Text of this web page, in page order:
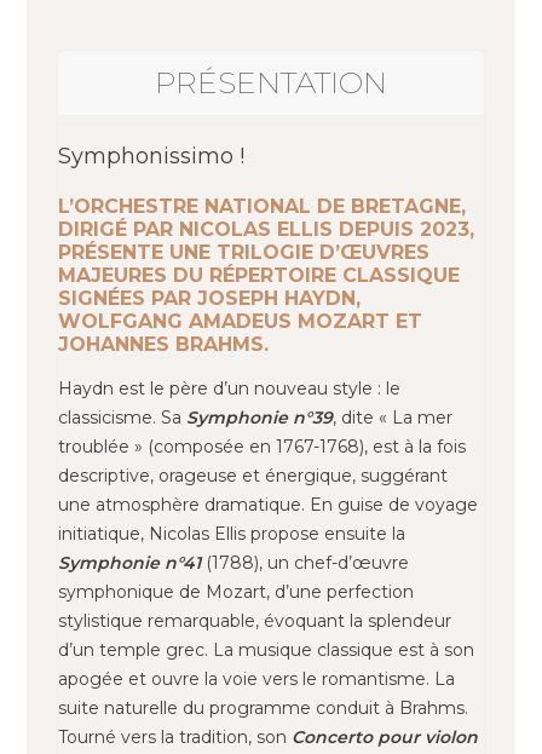
PRÉSENTATION
Symphonissimo !
L’ORCHESTRE NATIONAL DE BRETAGNE,
DIRIGÉ PAR NICOLAS ELLIS DEPUIS 2023,
PRÉSENTE UNE TRILOGIE D’ŒUVRES
MAJEURES DU RÉPERTOIRE CLASSIQUE
SIGNÉES PAR JOSEPH HAYDN,
WOLFGANG AMADEUS MOZART ET
JOHANNES BRAHMS.
Haydn est le père d’un nouveau style : le
classicisme. Sa Symphonie n°39, dite « La mer
troublée » (composée en 1767-1768), est à la fois
descriptive, orageuse et énergique, suggérant
une atmosphère dramatique. En guise de voyage
initiatique, Nicolas Ellis propose ensuite la
Symphonie n°41(1788), un chef-d’œuvre
symphonique de Mozart, d’une perfection
stylistique remarquable, évoquant la splendeur
d’un temple grec. La musique classique est à son
apogée et ouvre la voie vers le romantisme. La
suite naturelle du programme conduit à Brahms.
Tourné vers la tradition, son Concerto pour violon